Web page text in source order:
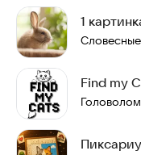
1
Словесные
Find my